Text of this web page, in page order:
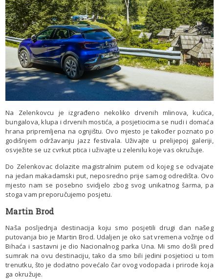
Na Zelenkovcu je izgrađeno nekoliko drvenih mlinova, kućica,
bungalova, klupa i drvenih mostića, a posjetiocima se nudi i domaća
hrana pripremljena na ognjištu. Ovo mjesto je također poznato po
godišnjem održavanju jazz festivala. Uživajte u prelijepoj galeriji,
osvježite se uz cvrkut ptica i uživajte u zelenilu koje vas okružuje.
Do Zelenkovac dolazite magistralnim putem od kojeg se odvajate
na jedan makadamski put, neposredno prije samog odredišta. Ovo
mjesto nam se posebno svidjelo zbog svog unikatnog šarma, pa
stoga vam preporučujemo posjetu.
Martin Brod
Naša posljednja destinacija koju smo posjetili drugi dan našeg
putovanja bio je Martin Brod. Udaljen je oko sat vremena vožnje od
Bihaća i sastavni je dio Nacionalnog parka Una. Mi smo došli pred
sumrak na ovu destinaciju, tako da smo bili jedini posjetioci u tom
trenutku, što je dodatno povećalo čar ovog vodopada i prirode koja
ga okružuje.